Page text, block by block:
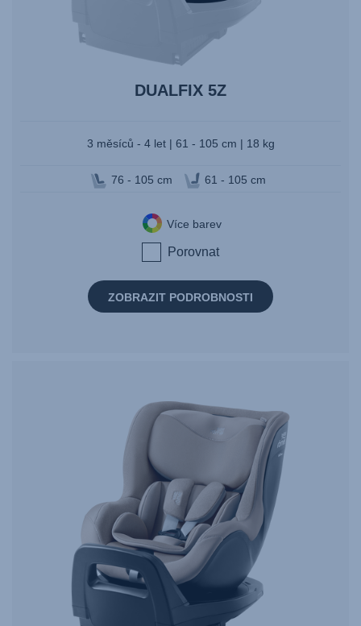
DUALFIX 5Z
3 měsíců - 4 let | 61 - 105 cm | 18 kg
76 - 105 cm 61 - 105 cm
Více barev
Porovnat
ZOBRAZIT PODROBNOSTI